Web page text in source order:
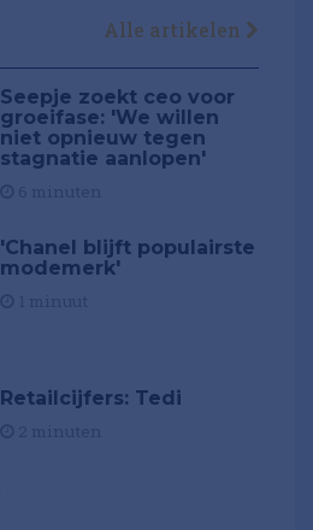
Alle artikelen
Seepje zoekt ceo voor
groeifase: 'We willen
niet opnieuw tegen
stagnatie aanlopen'
'Chanel blijft populairste
modemerk'
Retailcijfers: Tedi